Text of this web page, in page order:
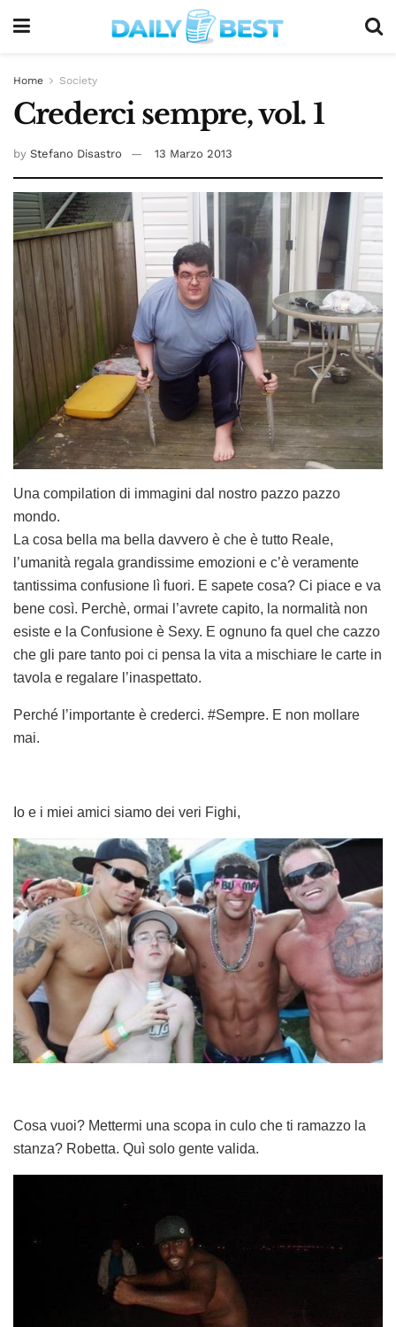
Home Society
Crederci sempre, vol. 1
by Stefano Disastro 13 Marzo 2013
Una compilation di immagini dal nostro pazzo pazzo
mondo.
La cosa bella ma bella davvero è che è tutto Reale,
l’umanità regala grandissime emozioni e c’è veramente
tantissima confusione lì fuori. E sapete cosa? Ci piace e va
bene così. Perchè, ormai l’avrete capito, la normalità non
esiste e la Confusione è Sexy. E ognuno fa quel che cazzo
che gli pare tanto poi ci pensa la vita a mischiare le carte in
tavola e regalare l’inaspettato.
Perché l’importante è crederci. #Sempre. E non mollare
mai.
Io e i miei amici siamo dei veri Fighi,
Cosa vuoi? Mettermi una scopa in culo che ti ramazzo la
stanza? Robetta. Quì solo gente valida.